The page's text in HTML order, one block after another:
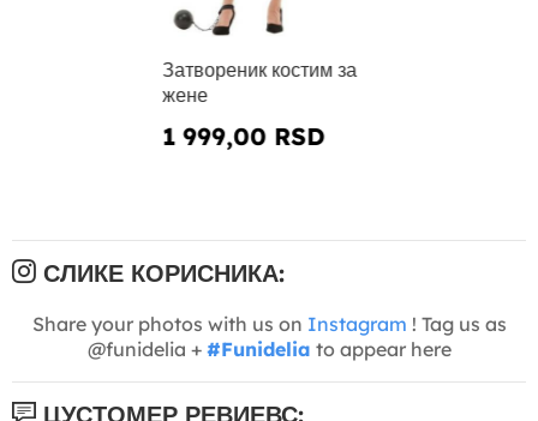
Затвореник костим за
жене
1 999,00 RSD
СЛИКЕ КОРИСНИКА:
Share your photos with us on Instagram ! Tag us as
@funidelia + #Funidelia to appear here
ЦУСТОМЕР РЕВИЕВС: